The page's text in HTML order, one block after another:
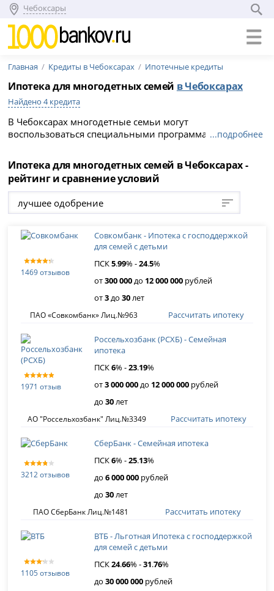
Чебоксары
Главная Кредиты в Чебоксарах Ипотечные кредиты
Ипотека для многодетных семей в Чебоксарах
Найдено 4 кредита
В Чебоксарах многодетные семьи могут
воспользоваться специальными программами
требования к заемщикам, список документов на 2026
год. Выберите из списка подходящий вариант и подайте
заявку онлайн на официальном сайте банка.
...подробнее
Ипотека для многодетных семей в Чебоксарах -
рейтинг и сравнение условий
лучшее одобрение
1469 отзывов
Совкомбанк - Ипотека с господдержкой
для семей с детьми
ПСК5.99% -24.5%
от300 000до 12 000 000 рублей
от3до30лет
ПАО «Совкомбанк» Лиц.№963 Рассчитать ипотеку
1971 отзыв
Россельхозбанк (РСХБ) - Семейная
ипотека
ПСК6% -23.19%
от3 000 000до 12 000 000 рублей
до30лет
АО "Россельхозбанк" Лиц.№3349 Рассчитать ипотеку
3212 отзывов
СберБанк - Семейная ипотека
ПСК6% -25.13%
до6 000 000 рублей
до30лет
ПАО СберБанк Лиц.№1481 Рассчитать ипотеку
1105 отзывов
ВТБ - Льготная Ипотека с господдержкой
для семей с детьми
ПСК24.66% -31.76%
до30 000 000 рублей